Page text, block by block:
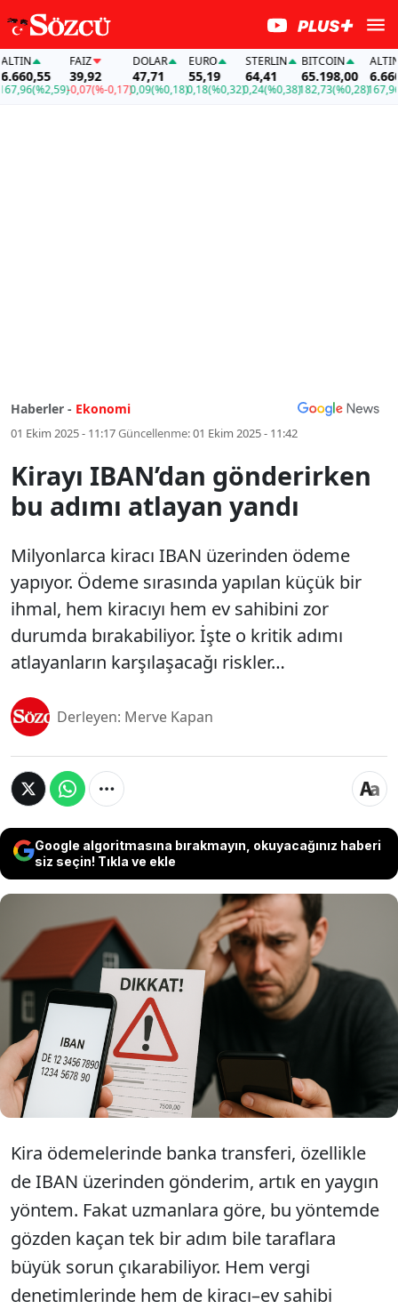
(%2,59)
FAİZ
39,92
-0,07(%-0,17)
DOLAR
47,71
0,09(%0,18)
EURO
55,19
0,18(%0,32)
STERLIN
64,41
0,24(%0,38)
BITCOIN
65.198,00
182,73(%0,28)
ALTIN
167,96
Haberler - Ekonomi
01 Ekim 2025 - 11:17Güncellenme:01 Ekim 2025 - 11:42
Kirayı IBAN’dan gönderirken
bu adımı atlayan yandı
Milyonlarca kiracı IBAN üzerinden ödeme
yapıyor. Ödeme sırasında yapılan küçük bir
ihmal, hem kiracıyı hem ev sahibini zor
durumda bırakabiliyor. İşte o kritik adımı
atlayanların karşılaşacağı riskler…
Derleyen: Merve Kapan
Google algoritmasına bırakmayın, okuyacağınız haberi
siz seçin! Tıkla ve ekle
Milyonlarca kiracı IBAN üzerinden ödeme
yapıyor. Ödeme sırasında yapılan küçük bir
ihmal, hem kiracıyı hem ev sahibini zor
durumda bırakabiliyor. İşte o kritik adımı
atlayanların karşılaşacağı riskler…
Kira ödemelerinde banka transferi, özellikle
de IBAN üzerinden gönderim, artık en yaygın
yöntem. Fakat uzmanlara göre, bu yöntemde
gözden kaçan tek bir adım bile taraflara
büyük sorun çıkarabiliyor. Hem vergi
denetimlerinde hem de kiracı–ev sahibi